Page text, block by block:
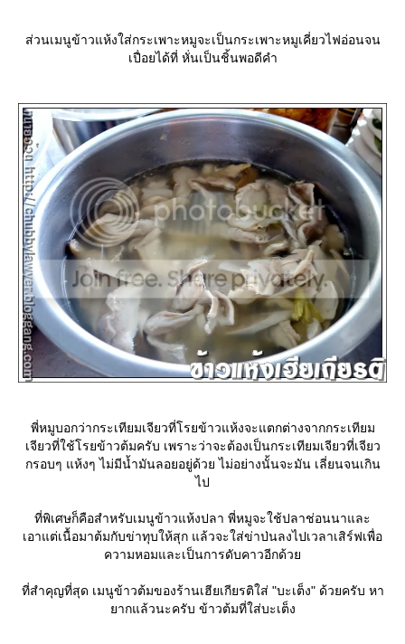
ส่วนเมนูข้าวแห้งใส่กระเพาะหมูจะเป็นกระเพาะหมูเคี่ยวไฟอ่อนจน
เปื่อยได้ที่ หั่นเป็นชิ้นพอดีคำ
พี่หมูบอกว่ากระเทียมเจียวที่โรยข้าวแห้งจะแตกต่างจากกระเทียม
เจียวที่ใช้โรยข้าวต้มครับ เพราะว่าจะต้องเป็นกระเทียมเจียวที่เจียว
กรอบๆ แห้งๆ ไม่มีน้ำมันลอยอยู่ด้วย ไม่อย่างนั้นจะมัน เลี่ยนจนเกิน
ไป
ที่พิเศษก็คือสำหรับเมนูข้าวแห้งปลา พี่หมูจะใช้ปลาช่อนนาและ
เอาแต่เนื้อมาต้มกับข่าทุบให้สุก แล้วจะใส่ข่าป่นลงไปเวลาเสิร์ฟเพื่อ
ความหอมและเป็นการดับคาวอีกด้ว
ที่สำคุญที่สุด เมนูข้าวต้มของร้านเฮียเกียรติใส่ "บะเต็ง" ด้วยครับ หา
ากแล้วนะครับ ข้าวต้มที่ใส่บะเต็ง